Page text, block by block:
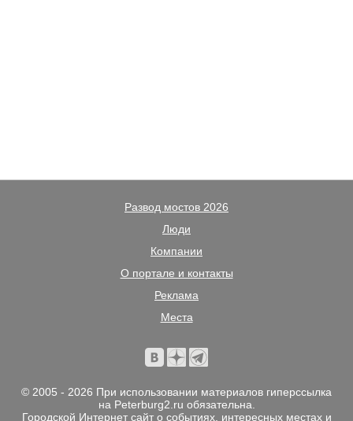
Развод мостов 2026
Люди
Компании
О портале и контакты
Реклама
Места
© 2005 - 2026 При использовании материалов гиперссылка
на Peterburg2.ru обязательна.
Городской Интернет сайт о событиях, интересных местах и